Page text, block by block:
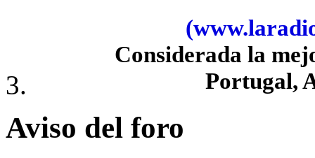
Considerada la
Portugal,
Aviso del foro